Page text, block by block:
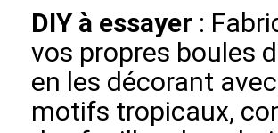
DIY à essayer :
vos propres boules
en les décorant
motifs tropicaux,